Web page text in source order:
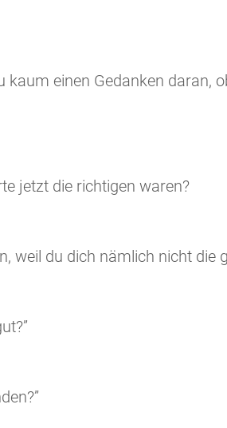
kaum einen Gedanken daran,
jetzt die richtigen waren?
weil du dich nämlich nicht die